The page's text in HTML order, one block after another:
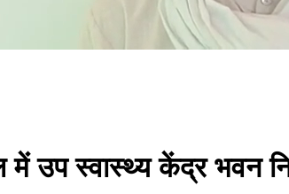
में उप स्वास्थ्य केंद्र भवन